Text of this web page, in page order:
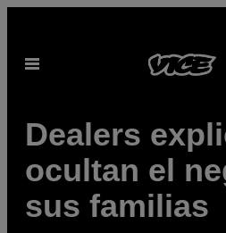
contenido
Abrir
Dealers
ocultan el
sus familias